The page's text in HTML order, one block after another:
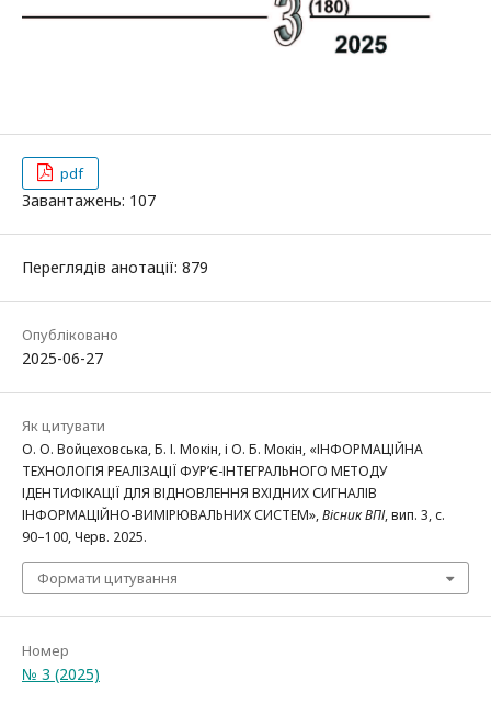
pdf
Завантажень: 107
Переглядів анотації: 879
Опубліковано
2025-06-27
Як цитувати
О. О. Войцеховська, Б. І. Мокін, і О. Б. Мокін, «ІНФОРМАЦІЙНА
ТЕХНОЛОГІЯ РЕАЛІЗАЦІЇ ФУР’Є-ІНТЕГРАЛЬНОГО МЕТОДУ
ІДЕНТИФІКАЦІЇ ДЛЯ ВІДНОВЛЕННЯ ВХІДНИХ СИГНАЛІВ
ІНФОРМАЦІЙНО-ВИМІРЮВАЛЬНИХ СИСТЕМ»,Вісник ВПІ, вип. 3, с.
90–100, Черв. 2025.
Формати цитування
Номер
№ 3 (2025)